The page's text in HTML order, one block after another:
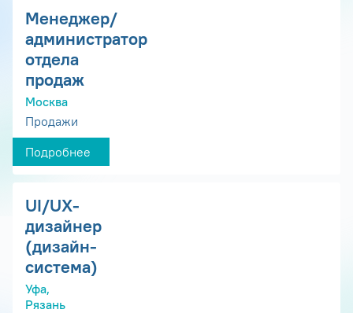
Менеджер/
администратор
отдела
продаж
Москва
Продажи
Подробнее
UI/UX-
дизайнер
(дизайн-
система)
Уфа,
Рязань